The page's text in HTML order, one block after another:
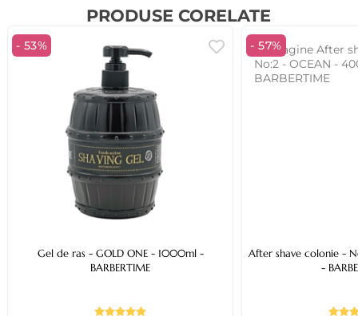
PRODUSE CORELATE
- 53%
Gel de ras - GOLD ONE - 1000ml -
BARBERTIME
- 57%
After shave colonie -
-